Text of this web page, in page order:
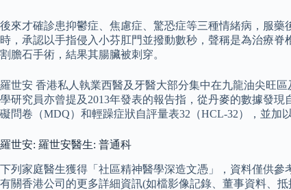
後來才確診患抑鬱症、焦慮症、驚恐症等三種情緒病，服
時，承認以手指侵入小芬肛門並撥動數秒，聲稱是為治療
割膽石手術，結果其腸臟被刺穿。
羅世安 香港私人執業西醫及牙醫大部分集中在九龍油尖旺
學研究員亦曾提及2013年發表的報告指，從丹麥的數據發
礙問卷（MDQ）和輕躁症狀自評量表32（HCL-32），並加以
羅世安: 羅世安醫生: 普通科
下列家庭醫生獲得「社區精神醫學深造文憑」，資料僅供
有關香港公司的更多詳細資訊(如檔影像記錄、董事資料、